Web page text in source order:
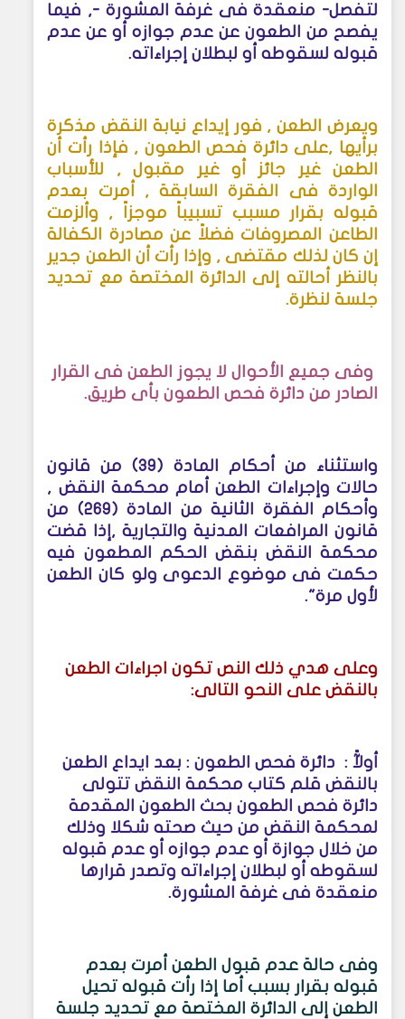
لتفصل- منعقدة فى غرفة المشورة -, فيما
يفصح من الطعون عن عدم جوازه أو عن عدم
قبوله لسقوطه أو لبطلان إجراءاته.
ويعرض الطعن , فور إيداع نيابة النقض مذكرة
برأيها ,على دائرة فحص الطعون , فإذا رأت أن
الطعن غير جائز أو غير مقبول , للأسباب
الواردة فى الفقرة السابقة , أمرت بعدم
قبوله بقرار مسبب تسبيباً موجزاً , وألزمت
الطاعن المصروفات فضلاً عن مصادرة الكفالة
إن كان لذلك مقتضى , وإذا رأت أن الطعن جدير
بالنظر أحالته إلى الدائرة المختصة مع تحديد
جلسة لنظرة.
وفى جميع الأحوال لا يجوز الطعن فى القرار
الصادر من دائرة فحص الطعون بأى طريق.
واستثناء من أحكام المادة (39) من قانون
حالات وإجراءات الطعن أمام محكمة النقض ,
وأحكام الفقرة الثانية من المادة (269) من
قانون المرافعات المدنية والتجارية ,إذا قضت
محكمة النقض بنقض الحكم المطعون فيه
حكمت فى موضوع الدعوى ولو كان الطعن
لأول مرة."
وعلى هدي ذلك النص تكون اجراءات الطعن
بالنقض على النحو التالى:
أ‌ولآً : دائرة فحص الطعون : بعد ايداع الطعن
بالنقض قلم كتاب محكمة النقض تتولى
دائرة فحص الطعون بحث الطعون المقدمة
لمحكمة النقض من حيث صحته شكلا وذلك
من خلال جوازة أو عدم جوازه أو عدم قبوله
لسقوطه أو لبطلان إجراءاته وتصدر قرارها
منعقدة فى غرفة المشورة.
وفى حالة عدم قبول الطعن أمرت بعدم
قبوله بقرار بسبب أما إذا رأت قبوله تحيل
الطعن إلى الدائرة المختصة مع تحديد جلسة